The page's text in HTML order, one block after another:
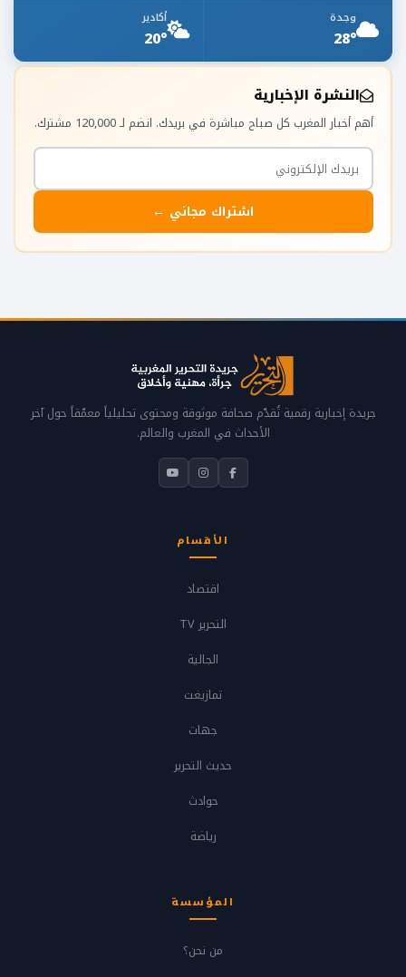
وجدة
28°
أكادير
20°
النشرة الإخبارية
أهم أخبار المغرب كل صباح مباشرة في بريدك. انضم لـ 120,000 مشترك.
اشتراك مجاني ←
جريدة إخبارية رقمية تُقدّم صحافة موثوقة ومحتوى تحليلياً معمّقاً حول آخر
الأحداث في المغرب والعالم.
الأقسام
اقتصاد
التحرير TV
الجالية
تمازيغت
جهات
حديث التحرير
حوادث
رياضة
المؤسسة
من نحن؟